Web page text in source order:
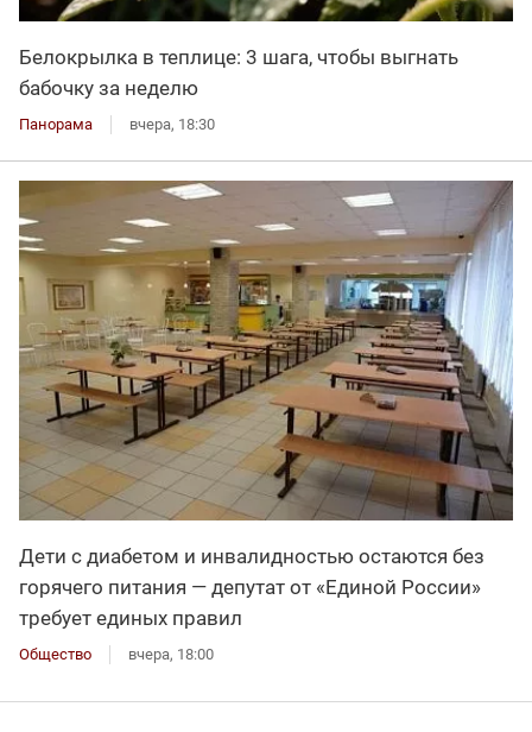
Белокрылка в теплице: 3 шага, чтобы выгнать
бабочку за неделю
Панорама вчера, 18:30
Дети с диабетом и инвалидностью остаются без
горячего питания — депутат от «Единой России»
требует единых правил
Общество вчера, 18:00